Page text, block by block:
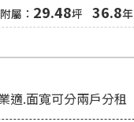
屬： 29.48坪 36.8年
適.面寬可分兩戶分租